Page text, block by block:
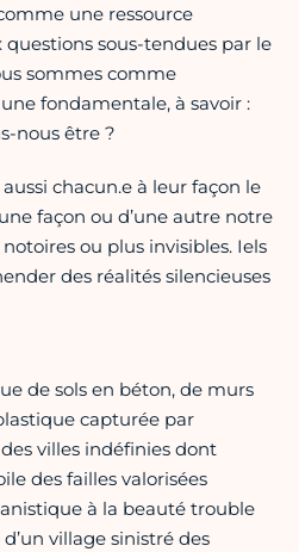
une ressource
questions sous-tendues par le
sommes comme
fondamentale, à savoir :
nous être ?
chacun.e à leur façon le
façon ou d’une autre notre
ou plus invisibles. Iels
des réalités silencieuses
de sols en béton, de murs
capturée par
villes indéfinies dont
des failles valorisées
à la beauté trouble
village sinistré des